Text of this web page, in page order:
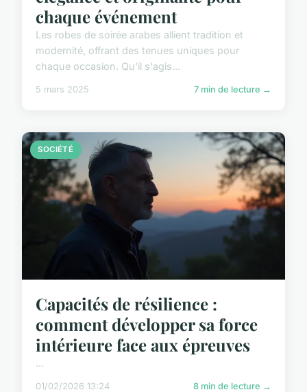
chaque événement
Les robes de soirée arabes allient tradition et
modernité, offrant des tenues uniques pour
chaque occasion. Qu'il s'agis...
5 mars 2025 7 min de lecture →
SOCIÉTÉ
Capacités de résilience :
comment développer sa force
intérieure face aux épreuves
...
01/02/2026 13:24 8 min de lecture →